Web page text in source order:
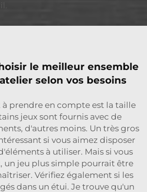
le meilleur ensemble
selon vos besoins
prendre en compte est la taille
jeux sont fournis avec de
d'autres moins. Un très gros
si vous aimez disposer
à utiliser. Mais si vous
un jeu plus simple pourrait être
Vérifiez également si les
dans un étui. Je trouve qu'un